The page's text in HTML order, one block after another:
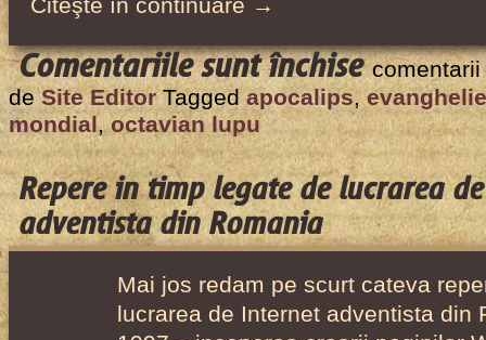
Citeşte în continuare →
Comentariile sunt închisepentru
Premizele
mondiale,
articol
de
Octavian
1997
de Site EditorTaggedapocalips,evanghelie
mondial,octavian lupu
Repere in timp legate de lucrarea
adventista din Romania
Mai jos redam pe scurt cateva
lucrarea de Internet adventista din